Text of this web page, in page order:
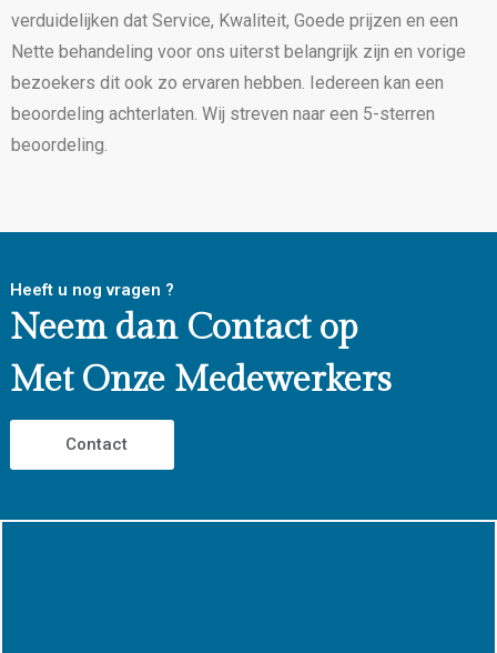
verduidelijken dat Service, Kwaliteit, Goede prijzen en een
Nette behandeling voor ons uiterst belangrijk zijn en vorige
bezoekers dit ook zo ervaren hebben. Iedereen kan een
beoordeling achterlaten. Wij streven naar een 5-sterren
beoordeling.
Heeft u nog vragen ?
Neem dan Contact op
Met Onze Medewerkers
Contact